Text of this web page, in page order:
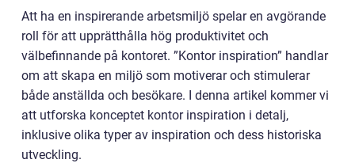
Att ha en inspirerande arbetsmiljö spelar en avgörande
roll för att upprätthålla hög produktivitet och
välbefinnande på kontoret. ”Kontor inspiration” handlar
om att skapa en miljö som motiverar och stimulerar
både anställda och besökare. I denna artikel kommer vi
att utforska konceptet kontor inspiration i detalj,
inklusive olika typer av inspiration och dess historiska
utveckling.